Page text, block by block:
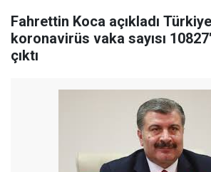
Fahrettin Koca açıkladı
koronavirüs vaka sayısı
çıktı